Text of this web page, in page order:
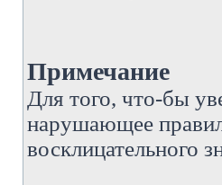
Примечание
Для того, что-бы
нарушающее
восклицательного